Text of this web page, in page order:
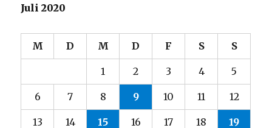
Juli 2020
M D M D F S S
1 2 3 4 5
6 7 8 9 10 11 12
13 14 15 16 17 18 19